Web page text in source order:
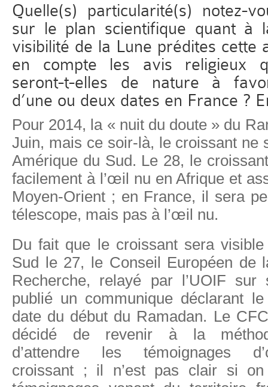
Quelle(s) particularité(s) notez-
sur le plan scientifique quant à
visibilité de la Lune prédites cette
en compte les avis religieux
seront-t-elles de nature à
d’une ou deux dates en France ?
Pour 2014, la « nuit du doute » du
Juin, mais ce soir-là, le croissant ne
Amérique du Sud. Le 28, le
facilement à l’œil nu en Afrique et
Moyen-Orient ; en France, il sera
télescope, mais pas à l’œil nu.
Du fait que le croissant sera
Sud le 27, le Conseil Européen de
Recherche, relayé par l’UOIF
publié un communique déclarant
date du début du Ramadan. Le
décidé de revenir à la
d’attendre les témoignages
croissant ; il n’est pas clair si